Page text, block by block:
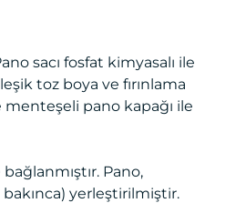
sacı fosfat kimyasalı ile
toz boya ve fırınlama
menteşeli pano kapağı ile
Pano,
yerleştirilmiştir.